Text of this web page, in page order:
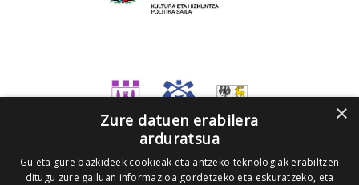
×
Zure datuen erabilera
arduratsua
Gu eta gure bazkideek cookieak eta antzeko teknologiak erabiltzen
ditugu zure gailuan informazioa gordetzeko eta eskuratzeko, eta